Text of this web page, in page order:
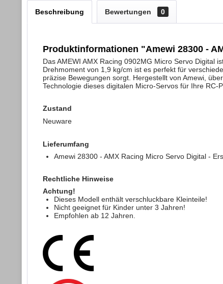
Beschreibung Bewertungen 0
Produktinformationen "Amewi 28300 -
Das AMEWI AMX Racing 0902MG Micro Servo Digital
Drehmoment von 1,9 kg/cm ist es perfekt für
präzise Bewegungen sorgt. Hergestellt von Amewi,
Technologie dieses digitalen Micro-Servos für Ihre RC-
Zustand
Neuware
Lieferumfang
Amewi 28300 - AMX Racing Micro Servo Digital -
Rechtliche Hinweise
Achtung!
Dieses Modell enthält verschluckbare Kleinteile!
Nicht geeignet für Kinder unter 3 Jahren!
Empfohlen ab 12 Jahren.